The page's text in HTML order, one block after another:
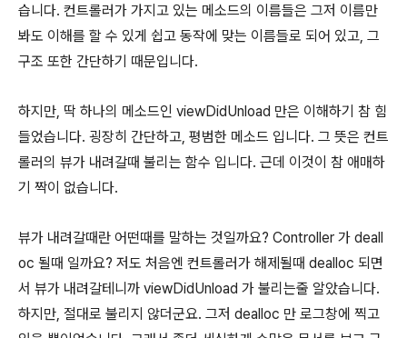
습니다. 컨트롤러가 가지고 있는 메소드의 이름들은 그저 이름만
봐도 이해를 할 수 있게 쉽고 동작에 맞는 이름들로 되어 있고, 그
구조 또한 간단하기 때문입니다.
하지만, 딱 하나의 메소드인 viewDidUnload 만은 이해하기 참 힘
들었습니다. 굉장히 간단하고, 평범한 메소드 입니다. 그 뜻은 컨트
롤러의 뷰가 내려갈때 불리는 함수 입니다. 근데 이것이 참 애매하
기 짝이 없습니다.
뷰가 내려갈때란 어떤때를 말하는 것일까요? Controller 가 deall
oc 될때 일까요? 저도 처음엔 컨트롤러가 해제될때 dealloc 되면
서 뷰가 내려갈테니까 viewDidUnload 가 불리는줄 알았습니다.
하지만, 절대로 불리지 않더군요. 그저 dealloc 만 로그창에 찍고